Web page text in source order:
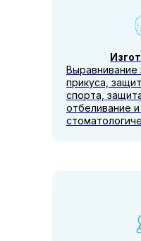
Выравнивание
прикуса,
спорта,
отбеливание